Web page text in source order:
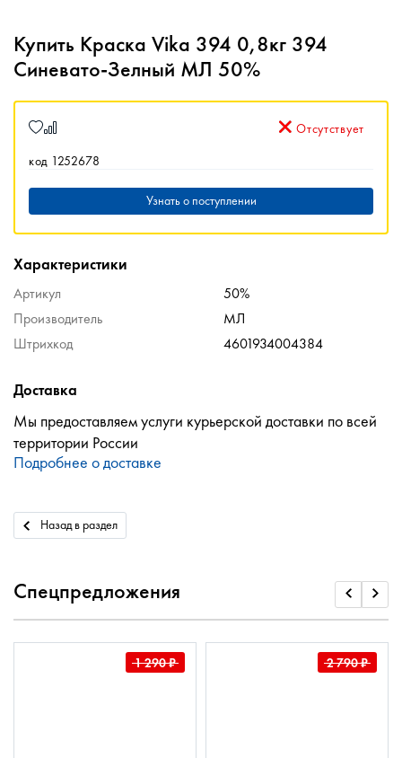
Купить Краска Vika 394 0,8кг 394
Синевато-Зелный МЛ 50%
код 1252678
Отсутствует
Узнать о поступлении
Характеристики
Артикул
50%
Производитель
МЛ
Штрихкод
4601934004384
Доставка
Мы предоставляем услуги курьерской доставки по всей
территории России
Подробнее о доставке
Назад в раздел
Спецпредложения
1 290₽ 2 790₽